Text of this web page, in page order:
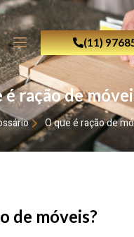
(11)
é ração de
O que é ração de
de móveis?